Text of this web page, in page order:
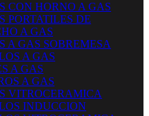
CON HORNO A GAS
PORTATILES DE
A GAS
A GAS SOBREMESA
A GAS
A GAS
A GAS
VITROCERAMICA
INDUCCION